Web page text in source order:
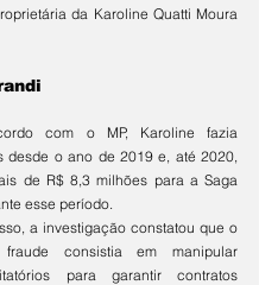
da Karoline Quatti Moura
desde o ano de 2019 e, até 2020,
de R$ 8,3 milhões para a Saga
esse período.
consistia em manipular
para garantir contratos